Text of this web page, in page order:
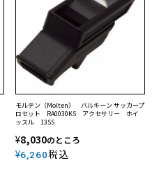
モルテン（Molten） バルキーン サッカープ
ロセット RA0030KS アクセサリー ホイ
ッスル 13SS
¥8,030のところ
¥6,260税込